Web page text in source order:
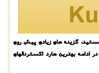
گزینه های زیادی پیش روی
ادامه بهترین هارد اكسترنالهای